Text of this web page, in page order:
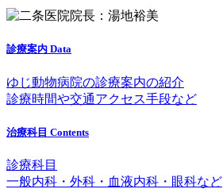
診療案内 Data
ゆじ動物病院の診療案内の紹介
診療時間や交通アクセス手段など
治療科目 Contents
診療科目
一般内科・外科・血液内科・眼科など